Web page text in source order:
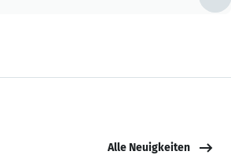
Alle Neuigkeiten